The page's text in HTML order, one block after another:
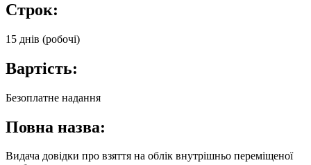
Строк:
15 днів (робочі)
Вартість:
Безоплатне надання
Повна назва:
Видача довідки про взяття на облік внутрішньо переміщеної